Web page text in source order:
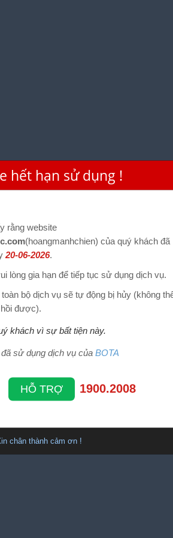
hết hạn sử dụng !
rằng website
(hoangmanhchien) của quý khách đã
20-06-2026.
lòng gia hạn để tiếp tục sử dụng dịch vụ.
bộ dịch vụ sẽ tự động bị hủy (không
được).
khách vì sự bất tiện này.
sử dụng dịch vụ của BOTA
HỖ TRỢ 1900.2008
chân thành cảm ơn !